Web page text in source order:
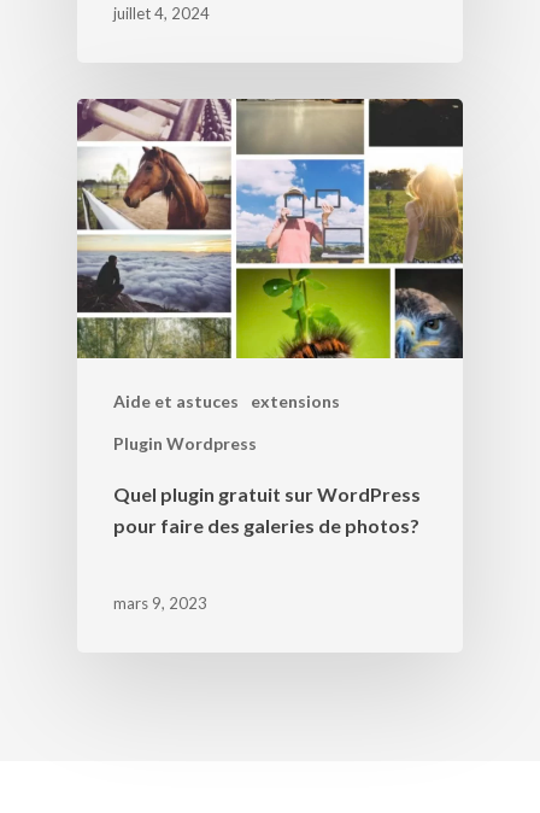
juillet 4, 2024
Aide et astuces extensions
Plugin Wordpress
Quel plugin gratuit sur WordPress
pour faire des galeries de photos?
mars 9, 2023